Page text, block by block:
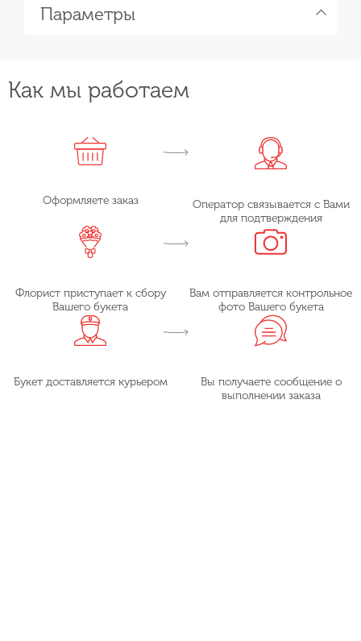
Параметры
Как мы работаем
Оформляете заказ
Оператор связывается с Вами
для подтверждения
Флорист приступает к сбору
Вашего букета
Вам отправляется контрольное
фото Вашего букета
Букет доставляется курьером
Вы получаете сообщение о
выполнении заказа